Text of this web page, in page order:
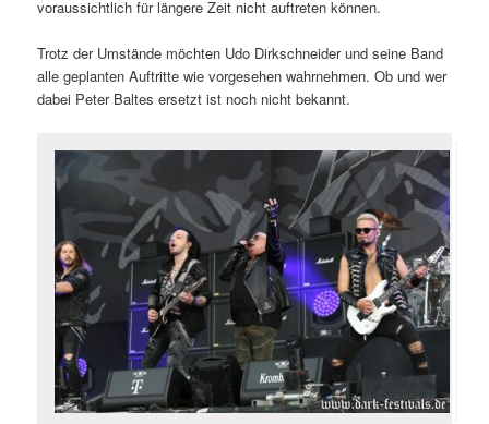
voraussichtlich für längere Zeit nicht auftreten können.
Trotz der Umstände möchten Udo Dirkschneider und seine Band
alle geplanten Auftritte wie vorgesehen wahrnehmen. Ob und wer
dabei Peter Baltes ersetzt ist noch nicht bekannt.